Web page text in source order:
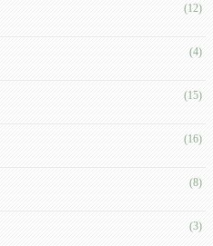
(12)
(4)
(15)
(16)
(8)
(3)